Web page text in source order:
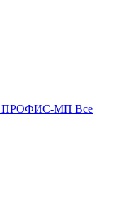
ПРОФИС-МП Все